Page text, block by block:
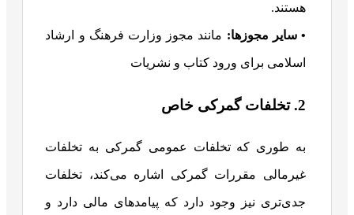
هستند.
• سایر مجوزها: مانند مجوز وزارت فرهنگ و ارشاد
اسلامی برای ورود کتاب و نشریات
2. تخلفات گمرکی خاص
به طوری که تخلفات عمومی گمرکی به تخلفات
غیرمالی مقررات گمرکی اشاره می‌کند، تخلفات
جدی‌تری نیز وجود دارد که پیامدهای مالی دارد و